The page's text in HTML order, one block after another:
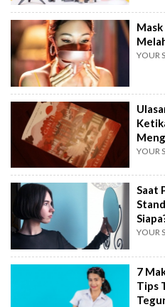
YOUR
YOUR
Saat
YOUR
7
Tips